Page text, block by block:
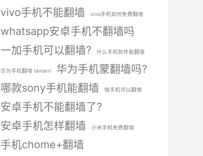
vivo手机不能翻墙
vivo手机如何免费翻墙
whatsapp安卓手机不翻墙吗
一加手机可以翻墙?
什么手机软件能翻墙
华为手机翻墙 lantern
华为手机蒙翻墙吗?
哪款sony手机能翻墙
啥手机可以翻墙
安卓手机不能翻墙了?
安卓手机怎样翻墙
小米手机免费翻墙
手机chome+翻墙